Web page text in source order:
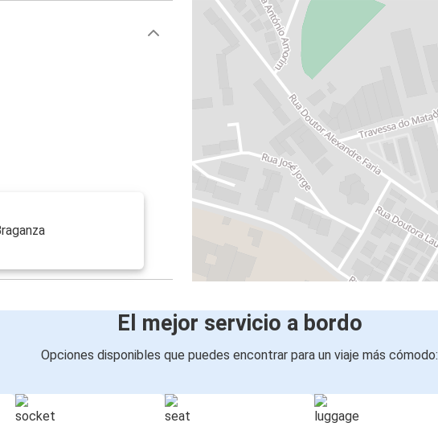
El mejor servicio a bordo
Opciones disponibles que puedes encontrar para un viaje más cómodo: